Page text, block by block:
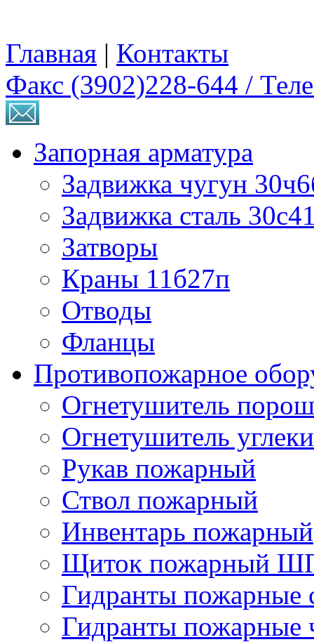
Главная | Контакты
Факс (3902)228-644 /
Запорная арматура
Задвижка чугун
Задвижка сталь
Затворы
Краны 11б27п
Отводы
Фланцы
Противопожарное
Огнетушитель
Огнетушитель
Рукав пожарный
Ствол пожарный
Инвентарь пожарный
Щиток пожарный
Гидранты пожарные
Гидранты пожарные